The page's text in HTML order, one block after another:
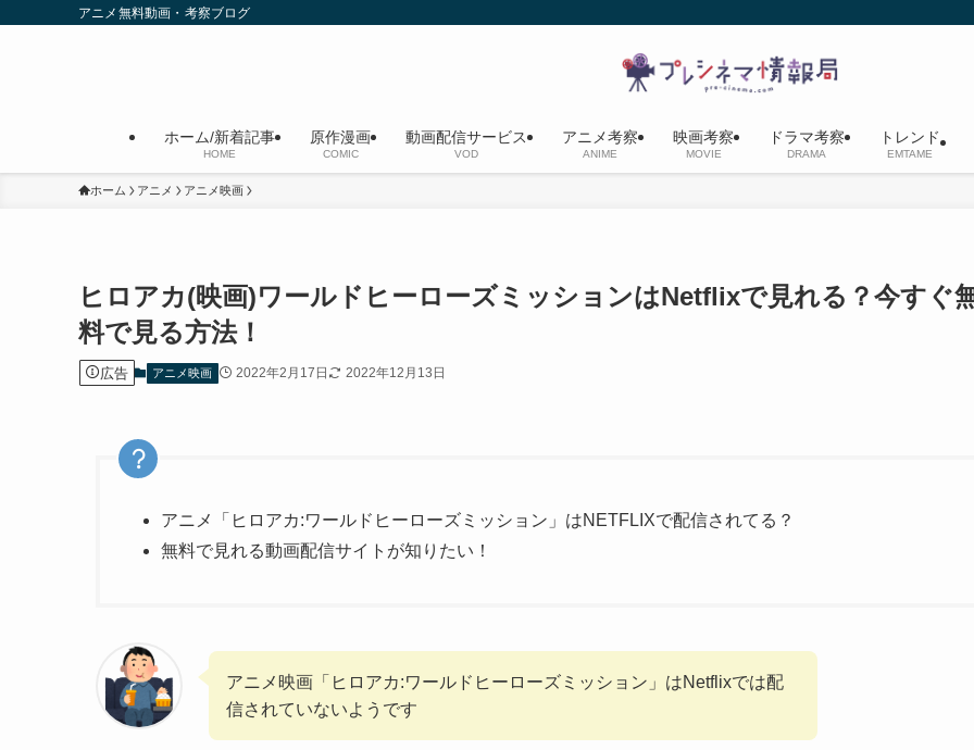
アニメ無料動画・考察ブログ
ホーム/新着記事
HOME
原作漫画
COMIC
動画配信サービス
VOD
アニメ考察
ANIME
映画考察
MOVIE
ドラマ考察
DRAMA
トレンド
EMTAME
ホーム アニメ アニメ映画
ヒロアカ(映画)ワールドヒーローズミッションはNetflixで見れる？今すぐ
料で見る方法！
広告 アニメ映画 2022年2月17日 2022年12月13日
アニメ「ヒロアカ:ワールドヒーローズミッション」はNETFLIXで配信されてる？
無料で見れる動画配信サイトが知りたい！
アニメ映画「ヒロアカ:ワールドヒーローズミッション」はNetflixでは配
信されていないようです